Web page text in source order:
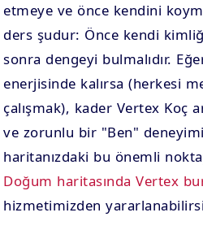
etmeye ve önce kendini
ders şudur: Önce kendi
sonra dengeyi bulmalıdır.
enerjisinde kalırsa (herkesi
çalışmak), kader Vertex Koç
ve zorunlu bir "Ben"
haritanızdaki bu önemli
Doğum haritasında Vertex
hizmetimizden